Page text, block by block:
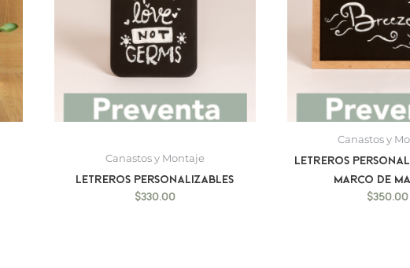
Canastos y Montaje
Letreros personalizables
$330.00
Canastos y
Letreros
marco de
$350.00